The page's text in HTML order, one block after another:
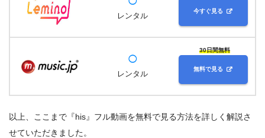
レンタル
今すぐ見る
◯
レンタル
30日間無料
無料で見る
以上、ここまで『his』フル動画を無料で見る方法を詳しく解説さ
せていただきました。